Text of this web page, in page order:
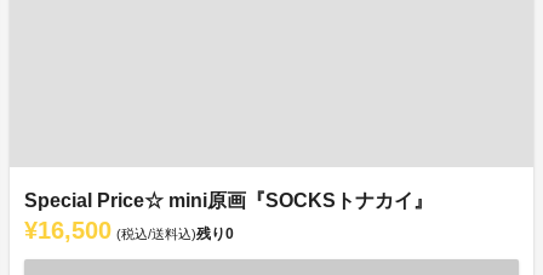
Special Price☆ mini原画『SOCKSトナカイ』
¥16,500 (税込/送料込)残り0